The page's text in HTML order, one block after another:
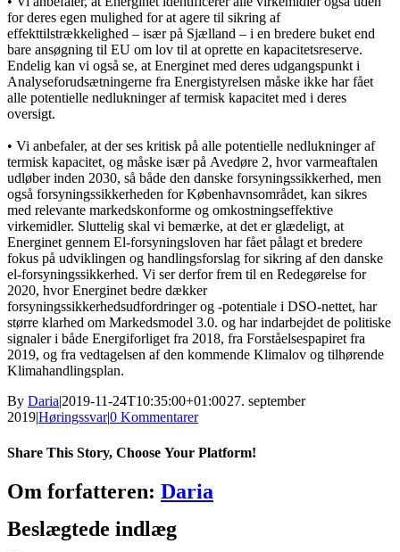
for deres egen mulighed for at agere til sikring af
effekttilstrækkelighed – især på Sjælland – i en bredere buket end
bare ansøgning til EU om lov til at oprette en kapacitetsreserve.
Endelig kan vi også se, at Energinet med deres udgangspunkt i
Analyseforudsætningerne fra Energistyrelsen måske ikke har fået
alle potentielle nedlukninger af termisk kapacitet med i deres
oversigt.
• Vi anbefaler, at der ses kritisk på alle potentielle nedlukninger af
termisk kapacitet, og måske især på Avedøre 2, hvor varmeaftalen
udløber inden 2030, så både den danske forsyningssikkerhed, men
også forsyningssikkerheden for Københavnsområdet, kan sikres
med relevante markedskonforme og omkostningseffektive
virkemidler. Sluttelig skal vi bemærke, at det er glædeligt, at
Energinet gennem El-forsyningsloven har fået pålagt et bredere
fokus på udviklingen og handlingsforslag for sikring af den danske
el-forsyningssikkerhed. Vi ser derfor frem til en Redegørelse for
2020, hvor Energinet bedre dækker
forsyningssikkerhedsudfordringer og -potentiale i DSO-nettet, har
større klarhed om Markedsmodel 3.0. og har indarbejdet de politiske
signaler i både Energiforliget fra 2018, fra Forståelsespapiret fra
2019, og fra vedtagelsen af den kommende Klimalov og tilhørende
Klimahandlingsplan.
By Daria|2019-11-24T10:35:00+01:0027. september
2019|Høringssvar|0 Kommentarer
Share This Story, Choose Your Platform!
Facebook
X
Reddit
LinkedIn
WhatsApp
Telegram
Tumblr
Pinterest
Vk
Xing
E-
mail
Om forfatteren: Daria
Beslægtede indlæg